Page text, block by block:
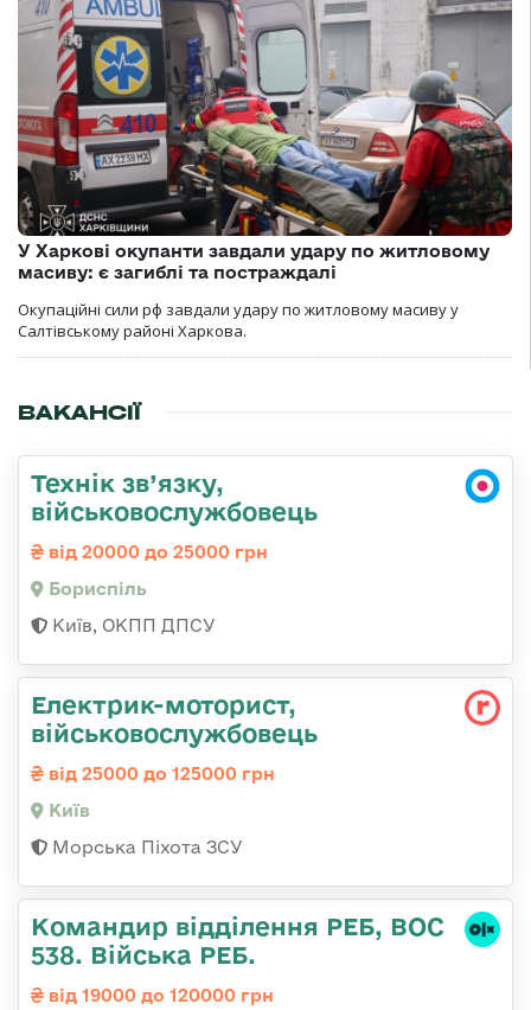
У Харкові окупанти завдали удару по житловому
масиву: є загиблі та постраждалі
Окупаційні сили рф завдали удару по житловому масиву у
Салтівському районі Харкова.
ВАКАНСІЇ
Технік зв’язку,
військовослужбовець
від 20000 до 25000 грн
Бориспіль
Київ, ОКПП ДПСУ
Електрик-моторист,
військовослужбовець
від 25000 до 125000 грн
Київ
Морська Піхота ЗСУ
Командир відділення РЕБ, ВОС
538. Війська РЕБ.
від 19000 до 120000 грн